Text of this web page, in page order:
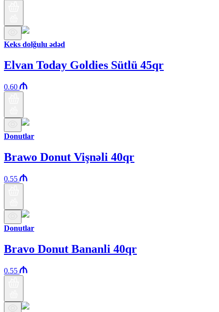
Keks dolğulu ədəd
Elvan Today Goldies Sütlü 45qr
0.60
Donutlar
Brawo Donut Vişnəli 40qr
0.55
Donutlar
Bravo Donut Bananli 40qr
0.55